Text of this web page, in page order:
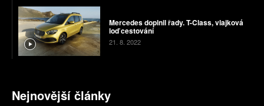
Mercedes doplnil řady. T-Class, vlajková
loď cestování
21. 8. 2022
Nejnovější články